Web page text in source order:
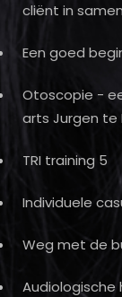
cliënt in
Een goed
Otoscopie -
arts Jurgen te
TRI training 5
Individuele
Weg met de